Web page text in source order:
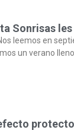
Sonrisas
leemos en
un verano